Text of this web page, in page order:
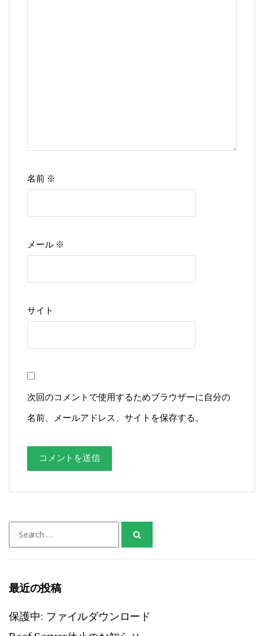
名前 ※
メール ※
サイト
次回のコメントで使用するためブラウザーに自分の
名前、メールアドレス、サイトを保存する。
for:
最近の投稿
保護中: ファイルダウンロード